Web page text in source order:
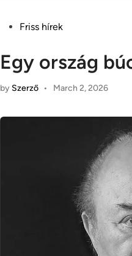
PostedFriss hírek
Egy ország
by Szerző • March 2, 2026